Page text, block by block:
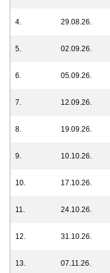
4. 29.08.26.
5. 02.09.26.
6. 05.09.26.
7. 12.09.26.
8. 19.09.26.
9. 10.10.26.
10. 17.10.26.
11. 24.10.26.
12. 31.10.26.
13. 07.11.26.